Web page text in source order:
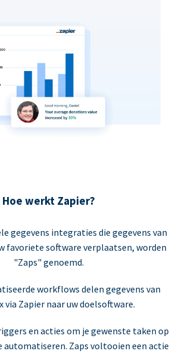
Hoe werkt Zapier?
gegevens integraties die gegevens van
favoriete software verplaatsen, worden
"Zaps" genoemd.
workflows delen gegevens van
via Zapier naar uw doelsoftware.
en acties om je gewenste taken op
automatiseren. Zaps voltooien een actie